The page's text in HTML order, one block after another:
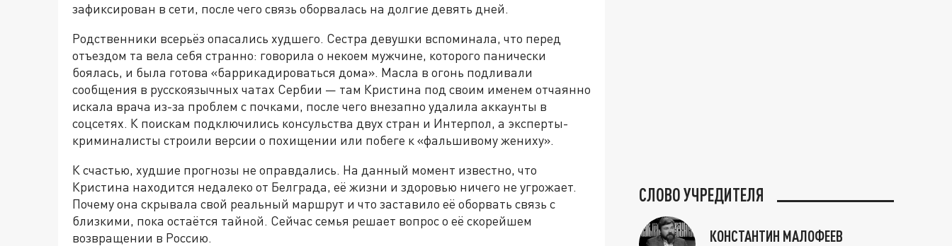
зафиксирован в сети, после чего связь оборвалась на долгие девять дней.
Родственники всерьёз опасались худшего. Сестра девушки вспоминала, что перед
отъездом та вела себя странно: говорила о некоем мужчине, которого панически
боялась, и была готова «баррикадироваться дома». Масла в огонь подливали
сообщения в русскоязычных чатах Сербии — там Кристина под своим именем отчаянно
искала врача из-за проблем с почками, после чего внезапно удалила аккаунты в
соцсетях. К поискам подключились консульства двух стран и Интерпол, а эксперты-
криминалисты строили версии о похищении или побеге к «фальшивому жениху».
К счастью, худшие прогнозы не оправдались. На данный момент известно, что
Кристина находится недалеко от Белграда, её жизни и здоровью ничего не угрожает.
Почему она скрывала свой реальный маршрут и что заставило её оборвать связь с
близкими, пока остаётся тайной. Сейчас семья решает вопрос о её скорейшем
возвращении в Россию.
СЛОВО УЧРЕДИТЕЛЯ
КОНСТАНТИН МАЛОФЕЕВ